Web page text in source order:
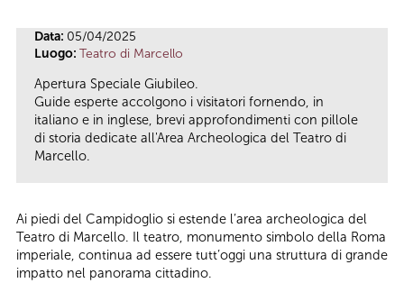
Data: 05/04/2025
Luogo: Teatro di Marcello
Apertura Speciale Giubileo.
Guide esperte accolgono i visitatori fornendo, in
italiano e in inglese, brevi approfondimenti con pillole
di storia dedicate all'Area Archeologica del Teatro di
Marcello.
Ai piedi del Campidoglio si estende l’area archeologica del
Teatro di Marcello. Il teatro, monumento simbolo della Roma
imperiale, continua ad essere tutt’oggi una struttura di grande
impatto nel panorama cittadino.